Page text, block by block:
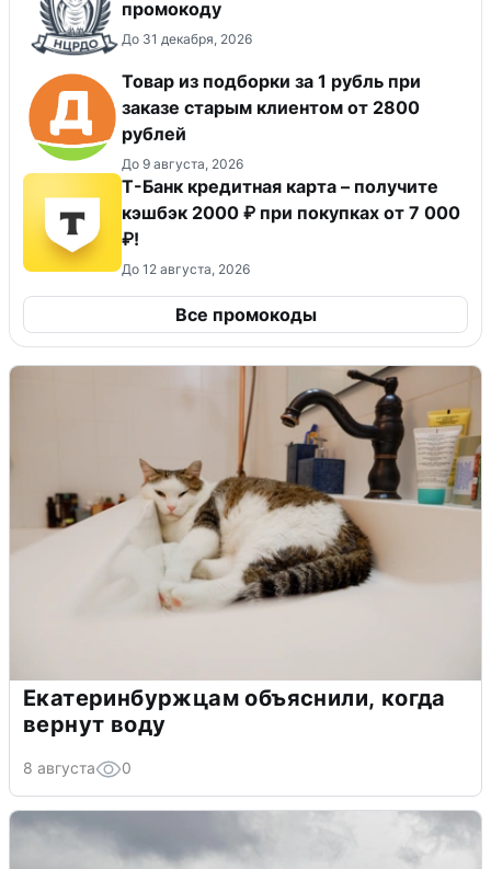
промокоду
До 31 декабря, 2026
Товар из подборки за 1 рубль при
заказе старым клиентом от 2800
рублей
До 9 августа, 2026
Т-Банк кредитная карта – получите
кэшбэк 2000 ₽ при покупках от 7 000
₽!
До 12 августа, 2026
Все промокоды
Екатеринбуржцам объяснили, когда
вернут воду
8 августа 0